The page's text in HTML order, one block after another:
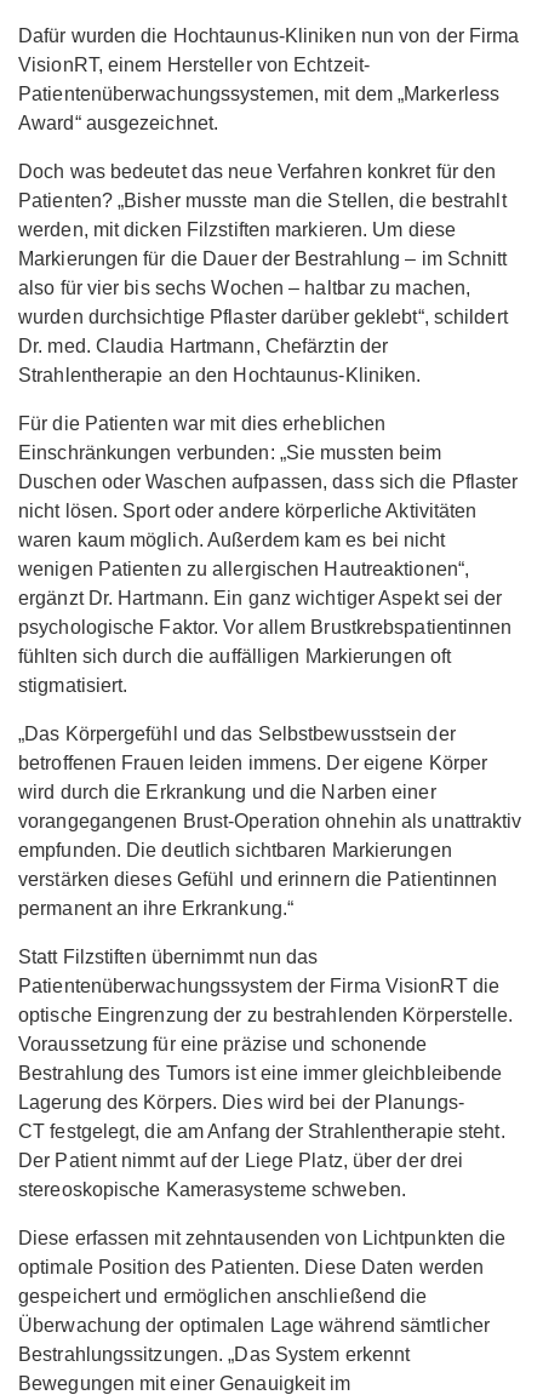
Dafür wurden die Hochtaunus-Kliniken nun von der Firma
VisionRT, einem Hersteller von Echtzeit-
Patientenüberwachungssystemen, mit dem „Markerless
Award“ ausgezeichnet.
Doch was bedeutet das neue Verfahren konkret für den
Patienten? „Bisher musste man die Stellen, die bestrahlt
werden, mit dicken Filzstiften markieren. Um diese
Markierungen für die Dauer der Bestrahlung – im Schnitt
also für vier bis sechs Wochen – haltbar zu machen,
wurden durchsichtige Pflaster darüber geklebt“, schildert
Dr. med. Claudia Hartmann, Chefärztin der
Strahlentherapie an den Hochtaunus-Kliniken.
Für die Patienten war mit dies erheblichen
Einschränkungen verbunden: „Sie mussten beim
Duschen oder Waschen aufpassen, dass sich die Pflaster
nicht lösen. Sport oder andere körperliche Aktivitäten
waren kaum möglich. Außerdem kam es bei nicht
wenigen Patienten zu allergischen Hautreaktionen“,
ergänzt Dr. Hartmann. Ein ganz wichtiger Aspekt sei der
psychologische Faktor. Vor allem Brustkrebspatientinnen
fühlten sich durch die auffälligen Markierungen oft
stigmatisiert.
„Das Körpergefühl und das Selbstbewusstsein der
betroffenen Frauen leiden immens. Der eigene Körper
wird durch die Erkrankung und die Narben einer
vorangegangenen Brust-Operation ohnehin als unattraktiv
empfunden. Die deutlich sichtbaren Markierungen
verstärken dieses Gefühl und erinnern die Patientinnen
permanent an ihre Erkrankung.“
Statt Filzstiften übernimmt nun das
Patientenüberwachungssystem der Firma VisionRT die
optische Eingrenzung der zu bestrahlenden Körperstelle.
Voraussetzung für eine präzise und schonende
Bestrahlung des Tumors ist eine immer gleichbleibende
Lagerung des Körpers. Dies wird bei der Planungs-
CT festgelegt, die am Anfang der Strahlentherapie steht.
Der Patient nimmt auf der Liege Platz, über der drei
stereoskopische Kamerasysteme schweben.
Diese erfassen mit zehntausenden von Lichtpunkten die
optimale Position des Patienten. Diese Daten werden
gespeichert und ermöglichen anschließend die
Überwachung der optimalen Lage während sämtlicher
Bestrahlungssitzungen. „Das System erkennt
Bewegungen mit einer Genauigkeit im